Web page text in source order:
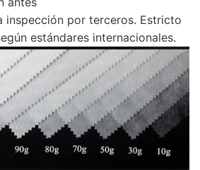
inspección por terceros. Estricto
estándares internacionales.